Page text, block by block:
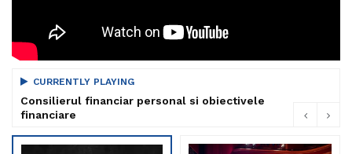
CURRENTLY PLAYING
Consilierul financiar personal si obiectivele
financiare